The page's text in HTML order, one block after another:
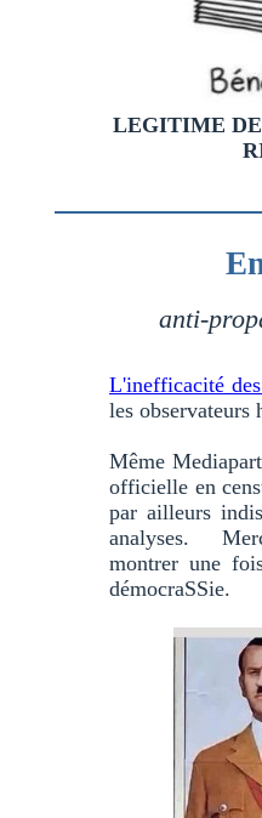
LEGITIME
anti-
L'inefficacité
les observateurs
Même
officielle en
par ailleurs
analyses.
montrer une
démocraSSie.